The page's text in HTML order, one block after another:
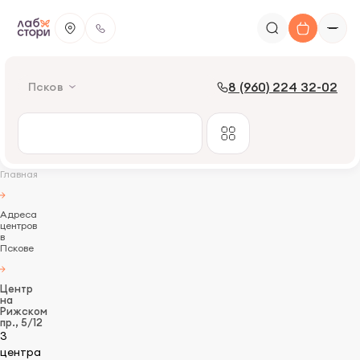
Псков 8 (960) 224 32-02
Главная
Адреса
центров
в
Пскове
Центр
на
Рижском
пр., 5/12
3
центра